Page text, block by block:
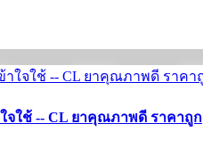
ใจใช้ -- CL ยาคุณภาพดี ราคาถูก